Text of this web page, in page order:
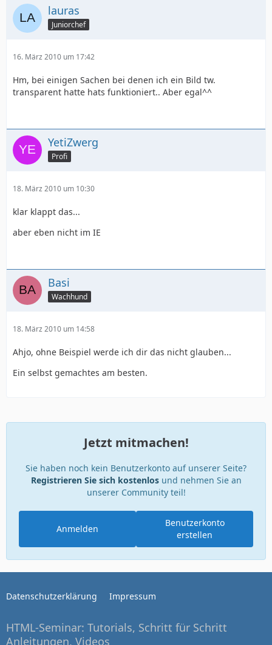
lauras
Juniorchef
16. März 2010 um 17:42
Hm, bei einigen Sachen bei denen ich ein Bild tw.
transparent hatte hats funktioniert.. Aber egal^^
YetiZwerg
Profi
18. März 2010 um 10:30
klar klappt das...
aber eben nicht im IE
Basi
Wachhund
18. März 2010 um 14:58
Ahjo, ohne Beispiel werde ich dir das nicht glauben...
Ein selbst gemachtes am besten.
Jetzt mitmachen!
Sie haben noch kein Benutzerkonto auf unserer Seite?
Registrieren Sie sich kostenlosund nehmen Sie an
unserer Community teil!
Benutzerkonto
erstellen
Anmelden
Datenschutzerklärung Impressum
HTML-Seminar: Tutorials, Schritt für Schritt
Anleitungen, Videos